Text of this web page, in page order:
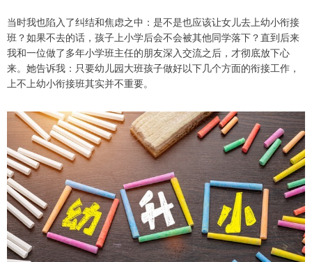
当时我也陷入了纠结和焦虑之中：是不是也应该让女儿去上幼小衔接
班？如果不去的话，孩子上小学后会不会被其他同学落下？直到后来
我和一位做了多年小学班主任的朋友深入交流之后，才彻底放下心
来。她告诉我：只要幼儿园大班孩子做好以下几个方面的衔接工作，
上不上幼小衔接班其实并不重要。